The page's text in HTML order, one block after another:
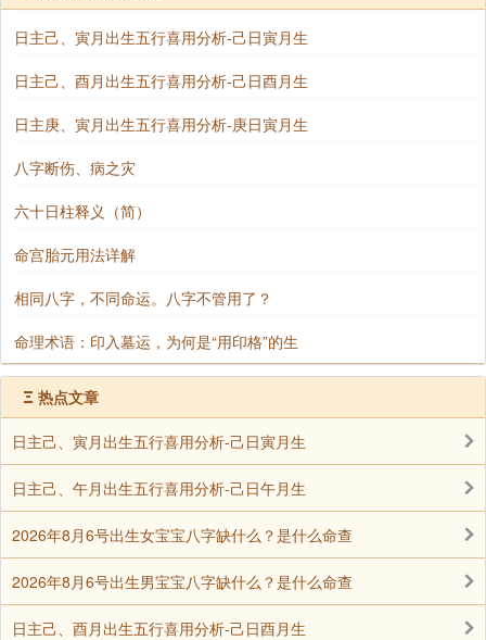
夫妻宫坐不同十神的影响
男命
坐印星（正/偏印）：印为母亲，易有婆媳矛盾。若
印为忌神，矛盾更甚；若印为喜用，母亲能“治住”妻
子。
坐食伤：食伤生财，疼爱妻子，乐于付出。
食神：温和体贴，百依百顺。
伤官：刀子嘴豆腐心，嘴上抱怨但内心疼爱。
坐官杀：妻子可能比较严厉，是“一家之主”。
坐比劫：不利感情，可能有大男子主义、脾气差，
甚至有家暴倾向。
日主己、寅月出生五行喜用分析-己日寅月生
日主己、酉月出生五行喜用分析-己日酉月生
日主庚、寅月出生五行喜用分析-庚日寅月生
八字断伤、病之灾
六十日柱释义（简）
命宫胎元用法详解
相同八字，不同命运。八字不管用了？
命理术语：印入墓运，为何是“用印格”的生
Ξ 热点文章
日主己、寅月出生五行喜用分析-己日寅月生
日主己、午月出生五行喜用分析-己日午月生
2026年8月6号出生女宝宝八字缺什么？是什么命查
2026年8月6号出生男宝宝八字缺什么？是什么命查
日主己、酉月出生五行喜用分析-己日酉月生